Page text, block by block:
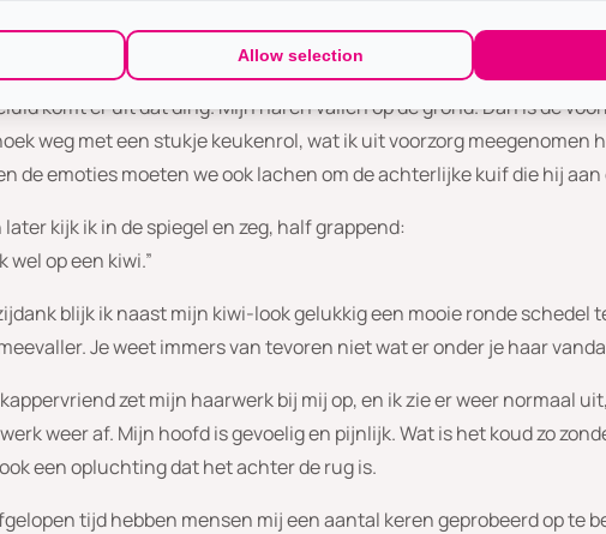
achter me zitten op een bankje en kijkt geëmotioneerd toe.
gaat mijn lange haar. Een paar tellen later heb ik de vlecht in mijn
weg meer terug. Dan begint hij met de tondeuse, en start aan de
komt er uit dat ding. Mijn haren vallen op de grond. Dan is de
weg met een stukje keukenrol, wat ik uit voorzorg
de emoties moeten we ook lachen om de achterlijke kuif die hij
later kijk ik in de spiegel en zeg, half grappend:
wel op een kiwi.”
blijk ik naast mijn kiwi-look gelukkig een mooie ronde schedel
Je weet immers van tevoren niet wat er onder je haar
zet mijn haarwerk bij mij op, en ik zie er weer normaal
weer af. Mijn hoofd is gevoelig en pijnlijk. Wat is het koud zo
een opluchting dat het achter de rug is.
tijd hebben mensen mij een aantal keren geprobeerd op te
Allow selection